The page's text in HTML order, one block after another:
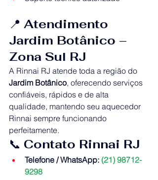
📍 Atendimento
Jardim Botânico –
Zona Sul RJ
A Rinnai RJ atende toda a região do
Jardim Botânico, oferecendo serviços
confiáveis, rápidos e de alta
qualidade, mantendo seu aquecedor
Rinnai sempre funcionando
perfeitamente.
📞 Contato Rinnai RJ
Telefone / WhatsApp: (21) 98712-
9298